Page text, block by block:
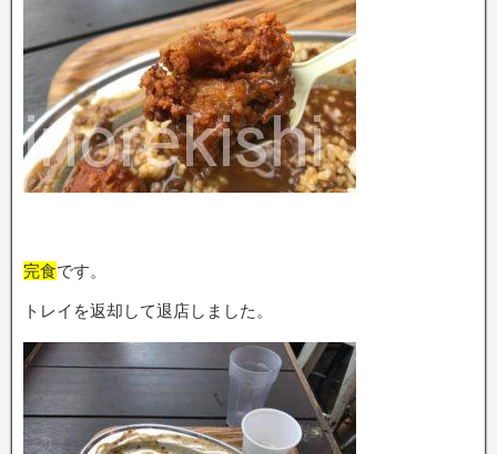
完食です。
トレイを返却して退店しました。